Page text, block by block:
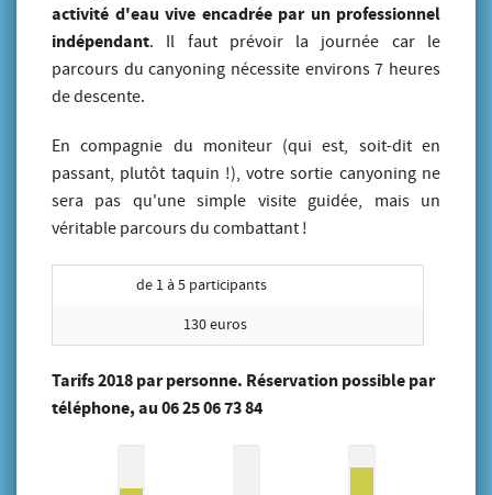
activité d'eau vive encadrée par un professionnel
indépendant. Il faut prévoir la journée car le
parcours du canyoning nécessite environs 7 heures
de descente.
En compagnie du moniteur (qui est, soit-dit en
passant, plutôt taquin !), votre sortie canyoning ne
sera pas qu'une simple visite guidée, mais un
véritable parcours du combattant !
de 1 à 5 participants
130 euros
Tarifs 2018 par personne. Réservation possible par
téléphone, au 06 25 06 73 84